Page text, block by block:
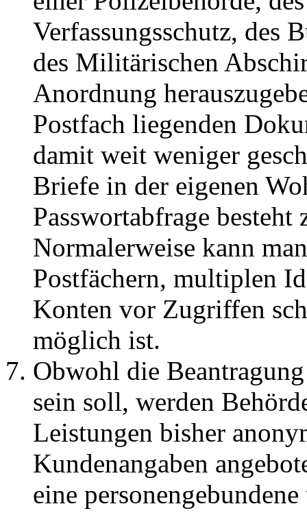
Verfassungsschutz, des
des Militärischen
Anordnung
Postfach liegenden
damit weit weniger
Briefe in der eigenen
Passwortabfrage
Normalerweise kann
Postfächern, multiplen
Konten vor Zugriffen
möglich ist.
Obwohl die
sein soll, werden
Leistungen bisher
Kundenangaben
eine